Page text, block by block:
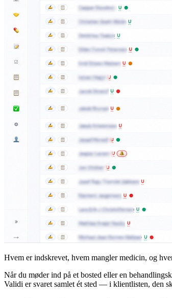
Hvem er indskrevet, hvem mangler medicin, og
Når du møder ind på et bosted eller en
Validi er svaret samlet ét sted — i klientlisten, den